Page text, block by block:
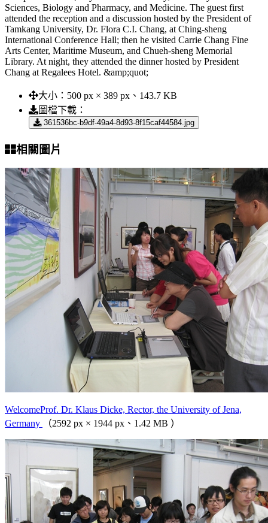
Sciences, Biology and Pharmacy, and Medicine. The guest first
attended the reception and a discussion hosted by the President of
Tamkang University, Dr. Flora C.I. Chang, at Ching-sheng
International Conference Hall; then he visited Carrie Chang Fine
Arts Center, Maritime Museum, and Chueh-sheng Memorial
Library. At night, they attended the dinner hosted by President
Chang at Regalees Hotel. &amp;quot;
大小： 500 px × 389 px、143.7 KB
圖檔下載：
361536bc-b9df-49a4-8d93-8f15caf44584.jpg
相關圖片
WelcomeProf. Dr. Klaus Dicke, Rector, the University of Jena,
Germany
（2592 px × 1944 px、1.42 MB ）